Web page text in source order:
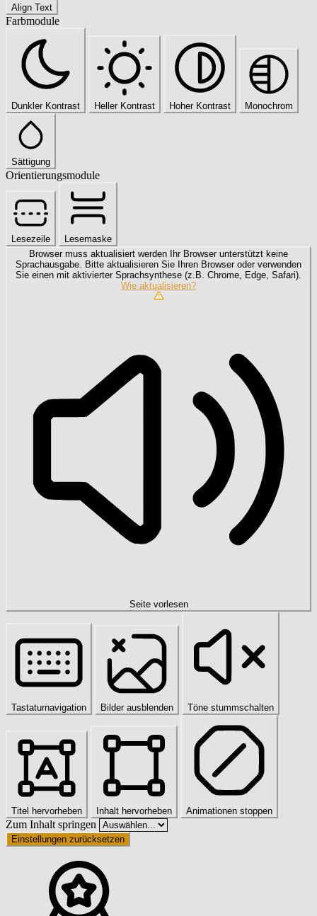
Align Text
Farbmodule
Dunkler Kontrast Heller Kontrast Hoher Kontrast Monochrom
Sättigung
Orientierungsmodule
Lesezeile
Lesemaske
Browser muss aktualisiert werden
Ihr Browser unterstützt keine
Sprachausgabe. Bitte aktualisieren Sie Ihren Browser oder verwenden
Sie einen mit aktivierter Sprachsynthese (z.B. Chrome, Edge, Safari).
Wie aktualisieren?
Seite vorlesen
Tastaturnavigation Bilder ausblenden Töne stummschalten
Titel hervorheben Inhalt hervorheben Animationen stoppen
Zum Inhalt springen
Einstellungen zurücksetzen